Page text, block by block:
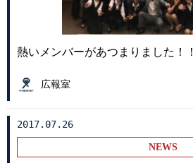
熱いメンバーがあつまりました！！
広報室
2017.07.26
NEWS